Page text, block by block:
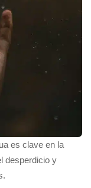
es clave en la
desperdicio y